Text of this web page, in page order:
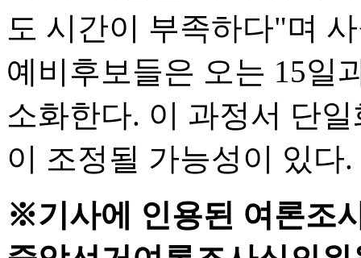
도 시간이 부족하다"며
예비후보들은 오는 15일
소화한다. 이 과정서 단
이 조정될 가능성이 있다.
※기사에 인용된 여론조